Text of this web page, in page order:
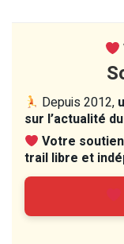
Depuis 2012,
sur l’actualité
Votre
trail libre et